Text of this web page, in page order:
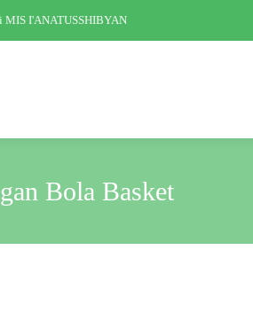
MIS I'ANATUSSHIBYAN
Bola Basket